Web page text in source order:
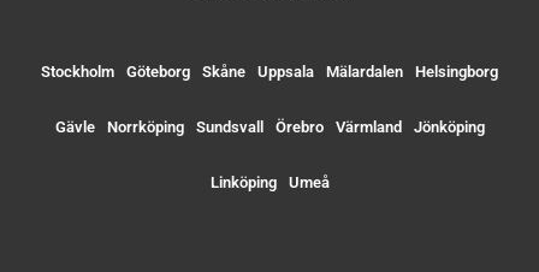
Stockholm Göteborg Skåne Uppsala Mälardalen Helsingborg
Gävle Norrköping Sundsvall Örebro Värmland Jönköping
Linköping Umeå